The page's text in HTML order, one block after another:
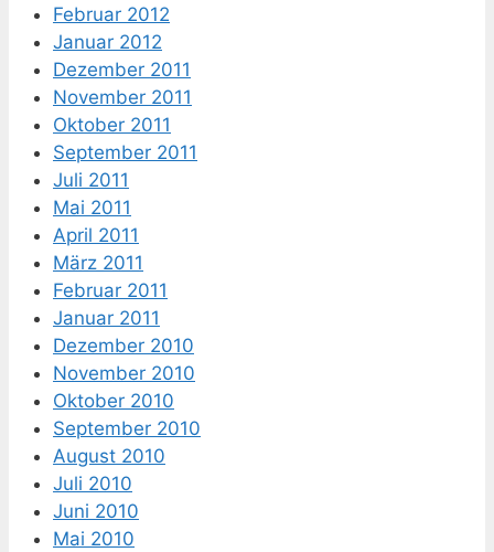
Februar 2012
Januar 2012
Dezember 2011
November 2011
Oktober 2011
September 2011
Juli 2011
Mai 2011
April 2011
März 2011
Februar 2011
Januar 2011
Dezember 2010
November 2010
Oktober 2010
September 2010
August 2010
Juli 2010
Juni 2010
Mai 2010